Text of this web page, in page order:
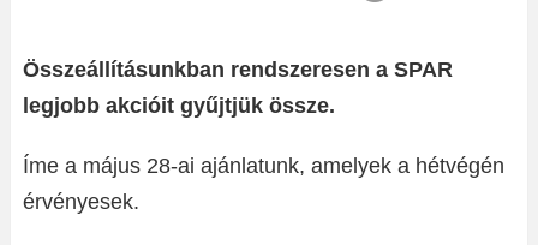
Összeállításunkban rendszeresen a SPAR
legjobb akcióit gyűjtjük össze.
Íme a május 28-ai ajánlatunk, amelyek a hétvégén
érvényesek.